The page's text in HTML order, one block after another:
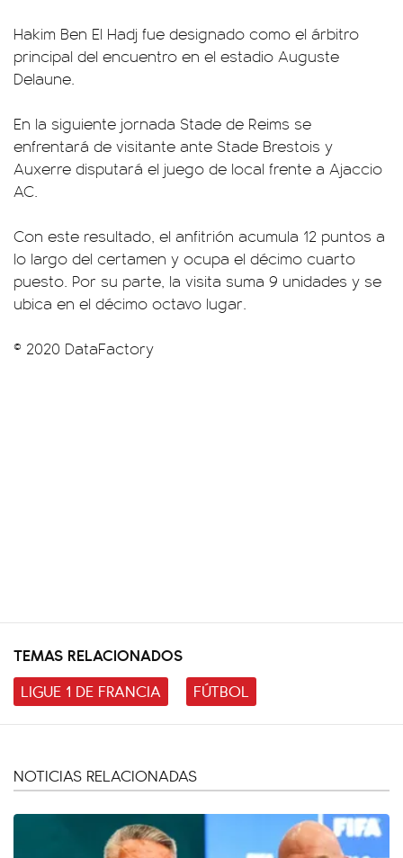
Hakim Ben El Hadj fue designado como el árbitro
principal del encuentro en el estadio Auguste
Delaune.
En la siguiente jornada Stade de Reims se
enfrentará de visitante ante Stade Brestois y
Auxerre disputará el juego de local frente a Ajaccio
AC.
Con este resultado, el anfitrión acumula 12 puntos a
lo largo del certamen y ocupa el décimo cuarto
puesto. Por su parte, la visita suma 9 unidades y se
ubica en el décimo octavo lugar.
© 2020 DataFactory
TEMAS RELACIONADOS
LIGUE 1 DE FRANCIA
FÚTBOL
NOTICIAS RELACIONADAS